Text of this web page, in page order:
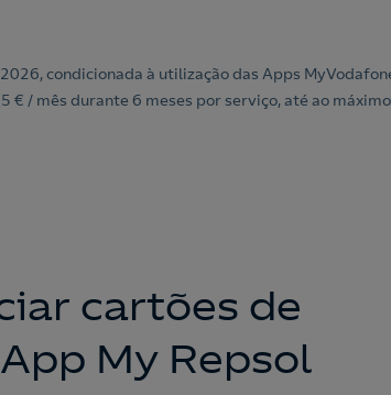
condicionada à utilização das Apps
/ mês durante 6 meses por serviço, até ao
cartões de
My Repsol